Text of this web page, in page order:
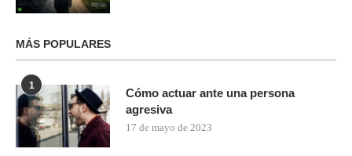
MÁS POPULARES
1
Cómo actuar ante una persona
agresiva
17 de mayo de 2023